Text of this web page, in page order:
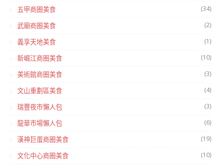
五甲商圈美食 (34)
武廟商圈美食 (2)
義享天地美食 (1)
新崛江商圈美食 (10)
美術館商圈美食 (3)
文山重劃區美食 (4)
瑞豐夜市懶人包 (3)
龍華市場懶人包 (6)
漢神巨蛋商圈美食 (19)
文化中心商圈美食 (10)